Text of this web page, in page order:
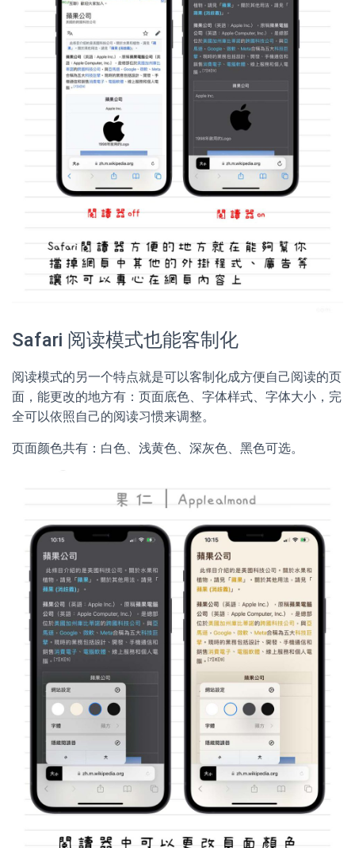
Safari 阅读模式也能客制化
阅读模式的另一个特点就是可以客制化成方便自己阅读的页
面，能更改的地方有：页面底色、字体样式、字体大小，完
全可以依照自己的阅读习惯来调整。
页面颜色共有：白色、浅黄色、深灰色、黑色可选。